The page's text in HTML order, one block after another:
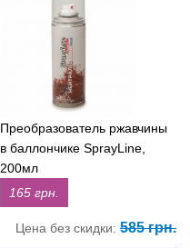
Преобразователь ржавчины
в баллончике SprayLine,
200мл
165 грн.
Цена без скидки: 585 грн.